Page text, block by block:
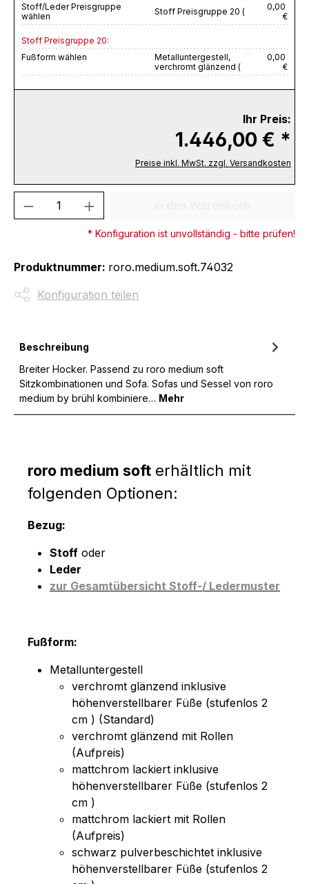
Stoff/Leder Preisgruppe
wählen
Stoff Preisgruppe 20 (
0,00
€
Stoff Preisgruppe 20:
Fußform wählen
Metalluntergestell,
verchromt glänzend (
0,00
€
Ihr Preis:
1.446,00 € *
Preise inkl. MwSt. zzgl. Versandkosten
Produkt Anzahl: Gib den
* Konfiguration ist unvollständig - bitte prüfen!
Produktnummer: roro.medium.soft.74032
Konfiguration teilen
Beschreibung
Breiter Hocker. Passend zu roro medium soft
Sitzkombinationen und Sofa. Sofas und Sessel von roro
medium by brühl kombiniere… Mehr
roro medium soft erhältlich mit
folgenden Optionen:
Bezug:
Stoff oder
Leder
zur Gesamtübersicht Stoff-/ Ledermuster
Fußform:
Metalluntergestell
verchromt glänzend inklusive
höhenverstellbarer Füße (stufenlos 2
cm ) (Standard)
verchromt glänzend mit Rollen
(Aufpreis)
mattchrom lackiert inklusive
höhenverstellbarer Füße (stufenlos 2
cm )
mattchrom lackiert mit Rollen
(Aufpreis)
schwarz pulverbeschichtet inklusive
höhenverstellbarer Füße (stufenlos 2